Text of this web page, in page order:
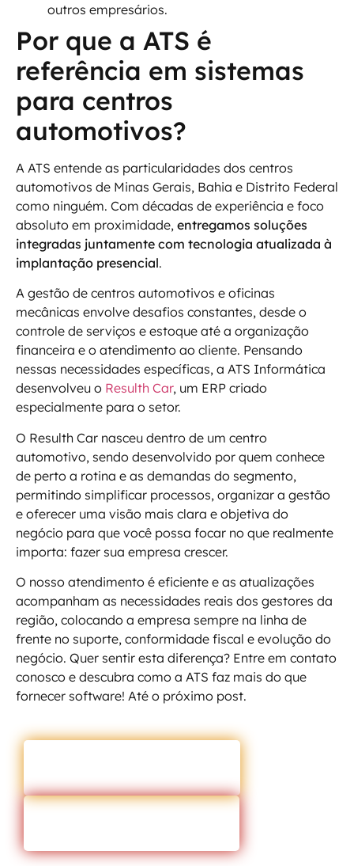
outros empresários.
Por que a ATS é
referência em sistemas
para centros
automotivos?
A ATS entende as particularidades dos centros
automotivos de Minas Gerais, Bahia e Distrito Federal
como ninguém. Com décadas de experiência e foco
absoluto em proximidade, entregamos soluções
integradas juntamente com tecnologia atualizada à
implantação presencial.
A gestão de centros automotivos e oficinas
mecânicas envolve desafios constantes, desde o
controle de serviços e estoque até a organização
financeira e o atendimento ao cliente. Pensando
nessas necessidades específicas, a ATS Informática
desenvolveu o Resulth Car, um ERP criado
especialmente para o setor.
O Resulth Car nasceu dentro de um centro
automotivo, sendo desenvolvido por quem conhece
de perto a rotina e as demandas do segmento,
permitindo simplificar processos, organizar a gestão
e oferecer uma visão mais clara e objetiva do
negócio para que você possa focar no que realmente
importa: fazer sua empresa crescer.
O nosso atendimento é eficiente e as atualizações
acompanham as necessidades reais dos gestores da
região, colocando a empresa sempre na linha de
frente no suporte, conformidade fiscal e evolução do
negócio. Quer sentir esta diferença? Entre em contato
conosco e descubra como a ATS faz mais do que
fornecer software! Até o próximo post.